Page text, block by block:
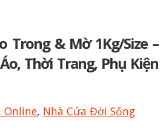
Trong & Mờ 1Kg/Size –
Thời Trang, Phụ Kiện
Online, Nhà Cửa Đời Sống